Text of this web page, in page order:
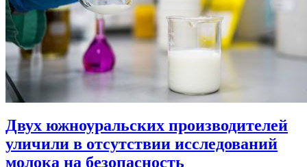
Двух южноуральских производителей
уличили в отсутствии исследований
молока на безопасность